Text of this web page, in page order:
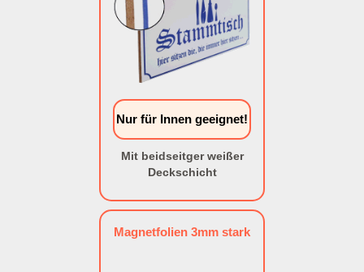
Nur für Innen geeignet!
Mit beidseitger weißer
Deckschicht
Magnetfolien 3mm stark